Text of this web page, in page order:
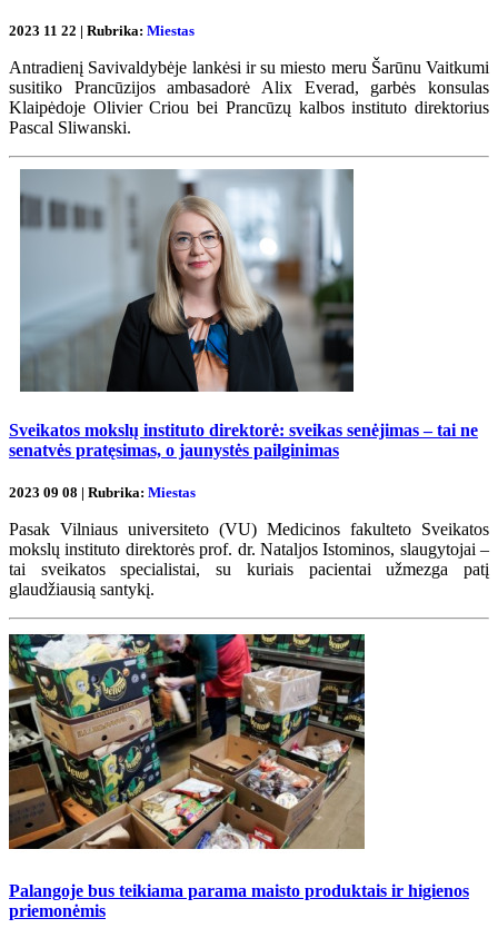
2023 11 22 | Rubrika: Miestas
Antradienį Savivaldybėje lankėsi ir su miesto meru Šarūnu Vaitkumi
susitiko Prancūzijos ambasadorė Alix Everad, garbės konsulas
Klaipėdoje Olivier Criou bei Prancūzų kalbos instituto direktorius
Pascal Sliwanski.
Sveikatos mokslų instituto direktorė: sveikas senėjimas – tai ne
senatvės pratęsimas, o jaunystės pailginimas
2023 09 08 | Rubrika: Miestas
Pasak Vilniaus universiteto (VU) Medicinos fakulteto Sveikatos
mokslų instituto direktorės prof. dr. Nataljos Istominos, slaugytojai –
tai sveikatos specialistai, su kuriais pacientai užmezga patį
glaudžiausią santykį.
Palangoje bus teikiama parama maisto produktais ir higienos
priemonėmis